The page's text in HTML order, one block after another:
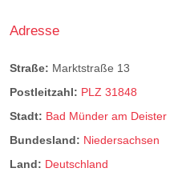
Adresse
Straße: Marktstraße 13
Postleitzahl: PLZ 31848
Stadt: Bad Münder am Deister
Bundesland: Niedersachsen
Land: Deutschland